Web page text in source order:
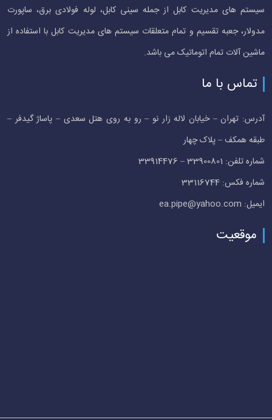
سیستم های مدیریت کابل از جمله سینی کابل، لوله فولادی برق، ساپورت
مدولار، جعبه تقسیم و تمام متعلقات سیستم های مدیریت کابل با استفاده از
ماشین آلات تمام اتوماتیک می باشد.
تماس با ما
آدرس: تهران – خیابان لاله زار نو – رو به روی هتل سعدی – پاساژ گیدفر –
طبقه همکف – پلاک چهار
شماره تلفن: 33900801 – 33914476
شماره فکس: 33116744
ایمیل: ea.pipe@yahoo.com
موقعیت